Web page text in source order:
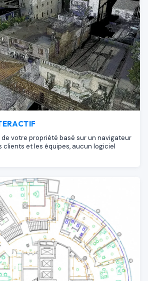
votre propriété basé sur un navigateur
clients et les équipes, aucun logiciel